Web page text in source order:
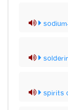
spirits